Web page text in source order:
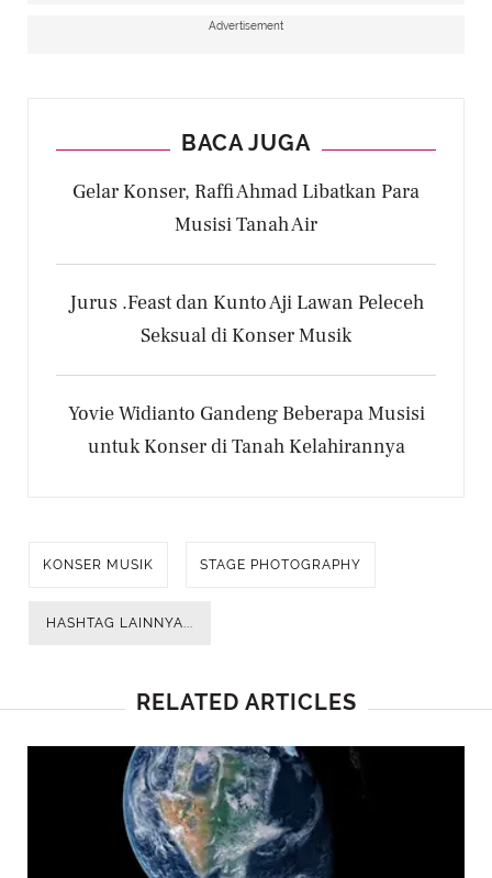
Advertisement
BACA JUGA
Gelar Konser, Raffi Ahmad Libatkan Para
Musisi Tanah Air
Jurus .Feast dan Kunto Aji Lawan Peleceh
Seksual di Konser Musik
Yovie Widianto Gandeng Beberapa Musisi
untuk Konser di Tanah Kelahirannya
KONSER MUSIK STAGE PHOTOGRAPHY
HASHTAG LAINNYA...
RELATED ARTICLES